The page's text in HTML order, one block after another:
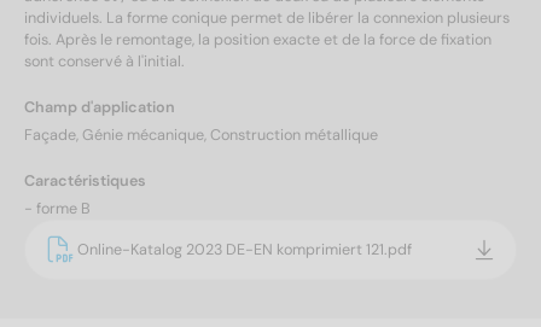
individuels. La forme conique permet de libérer la connexion plusieurs
fois. Après le remontage, la position exacte et de la force de fixation
sont conservé à l'initial.
Champ d'application
Façade, Génie mécanique, Construction métallique
Caractéristiques
- forme B
Online-Katalog 2023 DE-EN komprimiert 121.pdf